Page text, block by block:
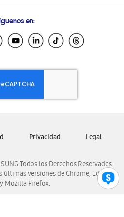
Ecuador
El Salvador
Honduras
Nicaragua
Panamá
Venezuela
en:
Todos los Derechos Reservados.
últimas versiones de Chrome, Edge,
Mozilla Firefox.
Privacidad Legal